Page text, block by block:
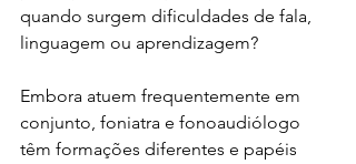
quando surgem dificuldades de fala,
linguagem ou aprendizagem?
Embora atuem frequentemente em
conjunto, foniatra e fonoaudiólogo
têm formações diferentes e papéis